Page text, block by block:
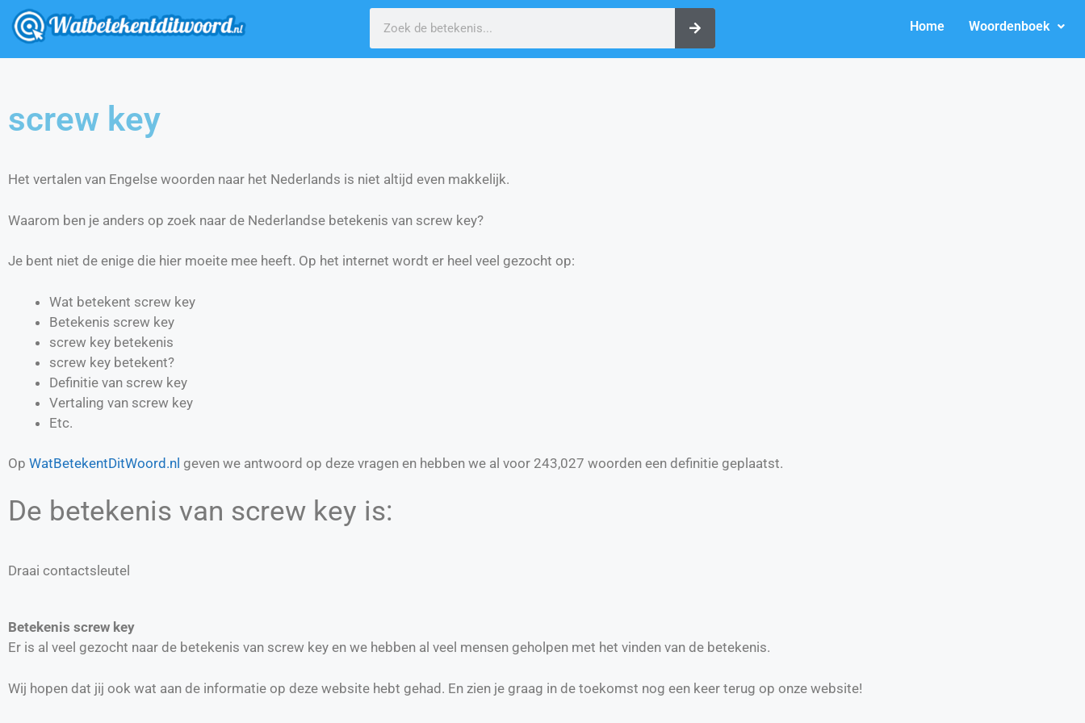
Home Woordenboek
screw key
Het vertalen van Engelse woorden naar het Nederlands is niet altijd even makkelijk.
Waarom ben je anders op zoek naar de Nederlandse betekenis van screw key?
Je bent niet de enige die hier moeite mee heeft. Op het internet wordt er heel veel gezocht op:
Wat betekent screw key
Betekenis screw key
screw key betekenis
screw key betekent?
Definitie van screw key
Vertaling van screw key
Etc.
Op WatBetekentDitWoord.nl geven we antwoord op deze vragen en hebben we al voor 243,027 woorden een definitie geplaatst.
De betekenis van screw key is:
Draai contactsleutel
Betekenis screw key
Er is al veel gezocht naar de betekenis van screw key en we hebben al veel mensen geholpen met het vinden van de betekenis.
Wij hopen dat jij ook wat aan de informatie op deze website hebt gehad. En zien je graag in de toekomst nog een keer terug op onze website!